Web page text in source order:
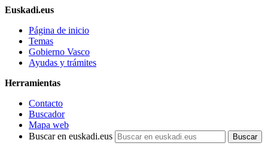
Euskadi.eus
Página de inicio
Temas
Gobierno Vasco
Ayudas y trámites
Herramientas
Contacto
Buscador
Mapa web
Buscar en euskadi.eus